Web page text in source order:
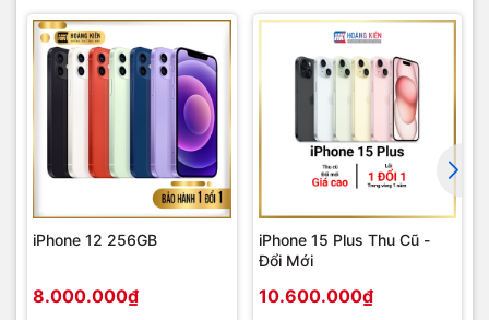
iPhone 12 256GB
8.000.000₫
iPhone 15 Plus Thu Cũ -
Đổi Mới
10.600.000₫